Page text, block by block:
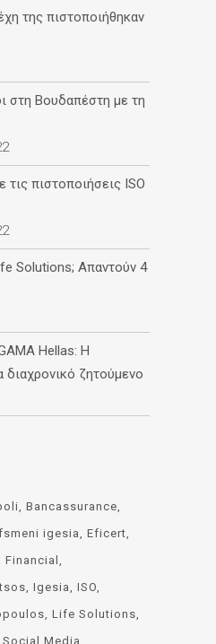
της πιστοποιήθηκαν
στη Βουδαπέστη με τη
πιστοποιήσεις ISO
Solutions; Απαντούν 4
Hellas: Η
διαχρονικό ζητούμενο
Bancassurance
igesia
Eficert
Financial
Igesia
ISO
Life Solutions
Social Media